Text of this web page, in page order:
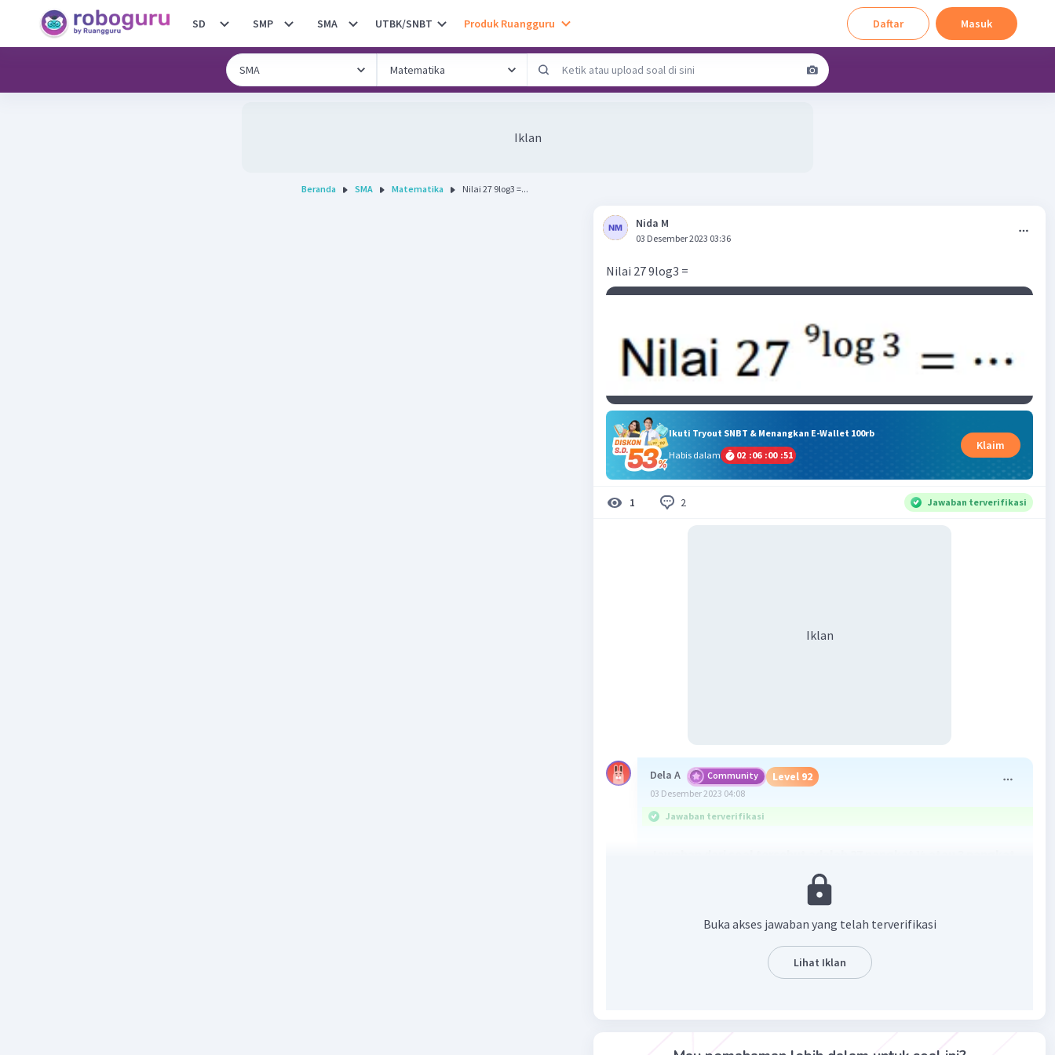
SD SMP SMA UTBK/SNBT Produk Ruangguru Daftar Masuk
Iklan
Beranda SMA Matematika Nilai 27 9log3 =...
Nida M
03 Desember 2023 03:36
Nilai 27 9log3 =
Ikuti Tryout SNBT & Menangkan E-Wallet 100rb
Habis dalam
02 :06 :00 :51
Klaim
1 2 Jawaban terverifikasi
Iklan
Dela A Community Level 92
03 Desember 2023 04:08
Jawaban terverifikasi
Buka akses jawaban yang telah terverifikasi
Lihat Iklan